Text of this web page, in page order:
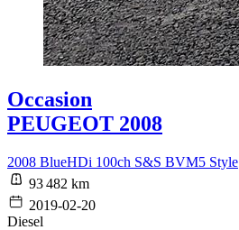
Occasion
PEUGEOT 2008
2008 BlueHDi 100ch S&S BVM5 Style
93 482 km
2019-02-20
Diesel